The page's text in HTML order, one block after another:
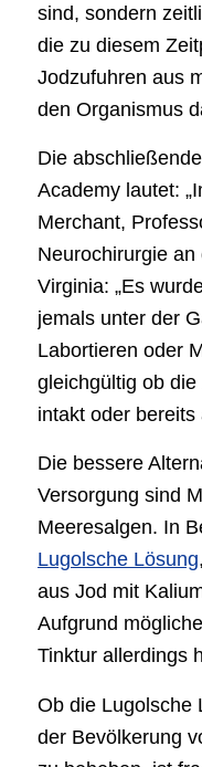
sind, sondern
die zu diesem
Jodzufuhren aus
den Organismus
Die
Academy lautet:
Merchant,
Neurochirurgie
Virginia: „Es
jemals unter der
Labortieren oder
gleichgültig ob
intakt oder bereits
Die bessere
Versorgung sind
Meeresalgen. In
Lugolsche Lösung
aus Jod mit
Aufgrund
Tinktur allerdings
Ob die Lugolsche
der Bevölkerung